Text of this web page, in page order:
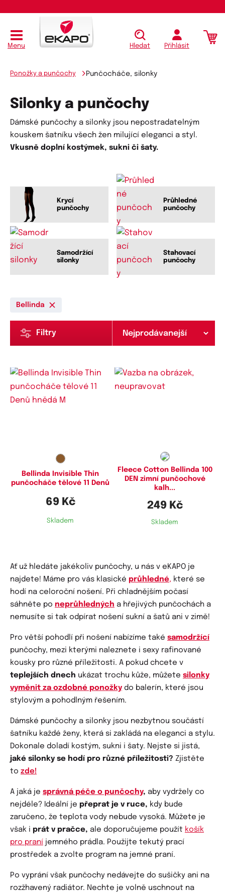
Menu Hledat Přihlásit
Ponožky a punčochy Punčocháče, silonky
Silonky a punčochy
Dámské punčochy a silonky jsou nepostradatelným
kouskem šatníku všech žen milující eleganci a styl.
Vkusně doplní kostýmek, sukni či šaty.
Krycí
punčochy
Průhledné
punčochy
Samodržící
silonky
Stahovací
punčochy
Bellinda
Filtry
Bellinda Invisible Thin
punčocháče tělové 11 Denů
69 Kč
Skladem
Fleece Cotton Bellinda 100
DEN zimní punčochové
kalh...
249 Kč
Skladem
Ať už hledáte jakékoliv punčochy, u nás v eKAPO je
najdete! Máme pro vás klasické průhledné, které se
hodí na celoroční nošení. Při chladnějším počasí
sáhněte po neprůhledných a hřejivých punčochách a
nemusíte si tak odpírat nošení sukní a šatů ani v zimě!
Pro větší pohodlí při nošení nabízíme také samodržící
punčochy, mezi kterými naleznete i sexy rafinované
kousky pro různé příležitosti. A pokud chcete v
teplejších dnech ukázat trochu kůže, můžete silonky
vyměnit za ozdobné ponožky do balerín, které jsou
stylovým a pohodlným řešením.
Dámské punčochy a silonky jsou nezbytnou součástí
šatníku každé ženy, která si zakládá na eleganci a stylu.
Dokonale doladí kostým, sukni i šaty. Nejste si jistá,
jaké silonky se hodí pro různé příležitosti? Zjistěte
to zde!
A jaká je správná péče o punčochy, aby vydržely co
nejdéle? Ideální je přeprat je v ruce, kdy bude
zaručeno, že teplota vody nebude vysoká. Můžete je
však i prát v pračce, ale doporučujeme použít košík
pro praní jemného prádla. Použijte tekutý prací
prostředek a zvolte program na jemné praní.
Po vyprání však punčochy nedávejte do sušičky ani na
rozžhavený radiátor. Nechte je volně uschnout na